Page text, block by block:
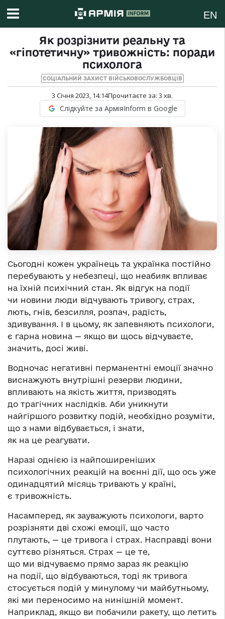
EN
Як розрізнити реальну та
«гіпотетичну» тривожність: поради
психолога
СОЦІАЛЬНИЙ ЗАХИСТ ВІЙСЬКОВОСЛУЖБОВЦІВ
3 Січня 2023, 14:14Прочитаєте за: 3 хв.
Слідкуйте за АрміяInform в Google
Сьогодні кожен українець та українка постійно
перебувають у небезпеці, що неабияк впливає
на їхній психічний стан. Як відгук на події
чи новини люди відчувають тривогу, страх,
лють, гнів, безсилля, розпач, радість,
здивування. І в цьому, як запевняють психологи,
є гарна новина — якщо ви щось відчуваєте,
значить, досі живі.
Водночас негативні перманентні емоції значно
виснажують внутрішні резерви людини,
впливають на якість життя, призводять
до трагічних наслідків. Аби уникнути
найгіршого розвитку подій, необхідно розуміти,
що з нами відбувається, і знати,
як на це реагувати.
Наразі однією із найпоширеніших
психологічних реакцій на воєнні дії, що ось уже
одинадцятий місяць тривають у країні,
є тривожність.
Насамперед, як зауважують психологи, варто
розрізняти дві схожі емоції, що часто
плутають, — це тривога і страх. Насправді вони
суттєво різняться. Страх — це те,
що ми відчуваємо прямо зараз як реакцію
на події, що відбуваються, тоді як тривога
стосується подій у минулому чи майбутньому,
які ми переносимо на нинішній момент.
Наприклад, якщо ви побачили ракету, що летить